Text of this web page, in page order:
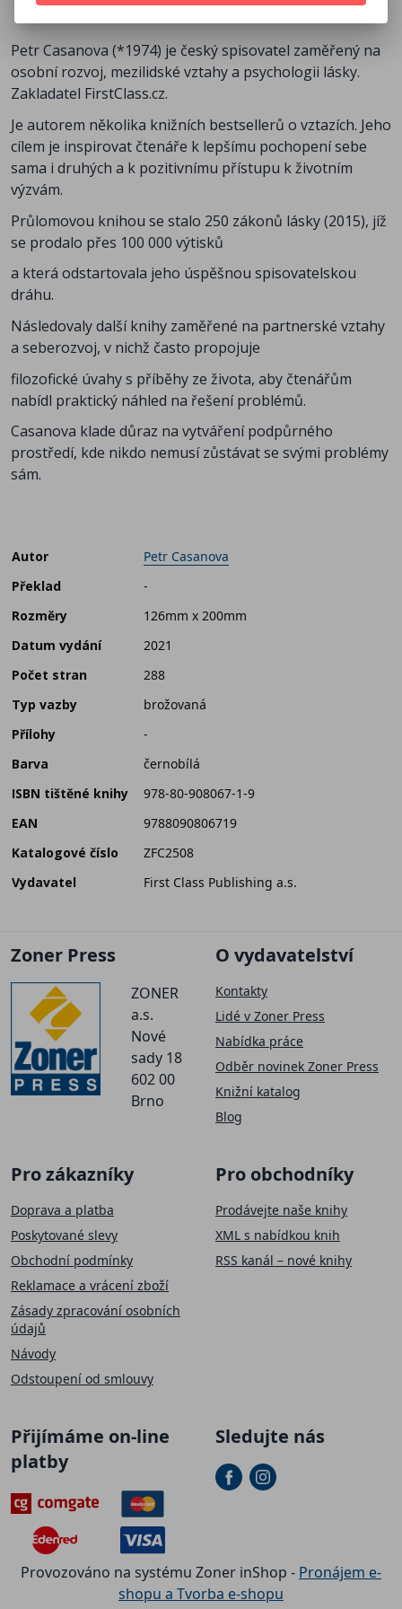
Petr Casanova (*1974) je český spisovatel zaměřený na
osobní rozvoj, mezilidské vztahy a psychologii lásky.
Zakladatel FirstClass.cz.
Je autorem několika knižních bestsellerů o vztazích. Jeho
cílem je inspirovat čtenáře k lepšímu pochopení sebe
sama i druhých a k pozitivnímu přístupu k životním
výzvám.
Průlomovou knihou se stalo 250 zákonů lásky (2015), jíž
se prodalo přes 100 000 výtisků
a která odstartovala jeho úspěšnou spisovatelskou
dráhu.
Následovaly další knihy zaměřené na partnerské vztahy
a seberozvoj, v nichž často propojuje
filozofické úvahy s příběhy ze života, aby čtenářům
nabídl praktický náhled na řešení problémů.
Casanova klade důraz na vytváření podpůrného
prostředí, kde nikdo nemusí zůstávat se svými problémy
sám.
Autor
Petr Casanova
Překlad
-
Rozměry
126mm x 200mm
Datum vydání
2021
Počet stran
288
Typ vazby
brožovaná
Přílohy
-
Barva
černobílá
ISBN tištěné knihy
978-80-908067-1-9
EAN
9788090806719
Katalogové číslo
ZFC2508
Vydavatel
First Class Publishing a.s.
Zoner Press
ZONER
a.s.
Nové
sady 18
602 00
Brno
O vydavatelství
Kontakty
Lidé v Zoner Press
Nabídka práce
Odběr novinek Zoner Press
Knižní katalog
Blog
Pro zákazníky
Doprava a platba
Poskytované slevy
Obchodní podmínky
Reklamace a vrácení zboží
Zásady zpracování osobních
údajů
Návody
Odstoupení od smlouvy
Pro obchodníky
Prodávejte naše knihy
XML s nabídkou knih
RSS kanál – nové knihy
Přijímáme on-line
platby
Sledujte nás
Provozováno na systému Zoner inShop - Pronájem e-
shopu a Tvorba e-shopu